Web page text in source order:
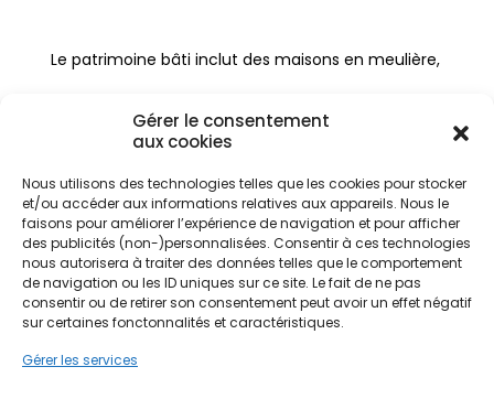
Gérer le consentement
aux cookies
Nous utilisons des technologies telles que les cookies pour stocker
et/ou accéder aux informations relatives aux appareils. Nous le
faisons pour améliorer l’expérience de navigation et pour afficher
des publicités (non-)personnalisées. Consentir à ces technologies
nous autorisera à traiter des données telles que le comportement
de navigation ou les ID uniques sur ce site. Le fait de ne pas
consentir ou de retirer son consentement peut avoir un effet négatif
sur certaines fonctonnalités et caractéristiques.
Gérer les services
Le patrimoine bâti inclut des maisons en meulière,
isolés sans altérer leur aspect. Comprendre les
enjeux locaux liés aux sols sableux est la première
étape avant d'entreprendre des travaux. Une
rénovation bien pensée valorise le bien immobilier
tout en réduisant l'empreinte écologique du foyer
localement.
Ne passez pas à côté de vos
aides !
Faites vite, les budgets
MaPrimeRénov' sont annuels et